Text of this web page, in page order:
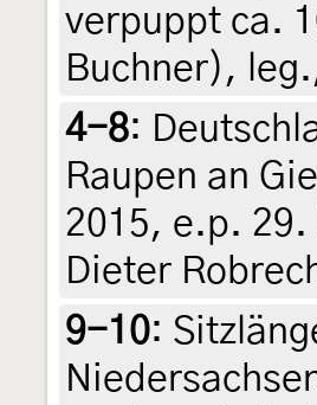
verpuppt ca.
Buchner),
4-8:
Raupen an
2015, e.p.
Dieter
9-10: